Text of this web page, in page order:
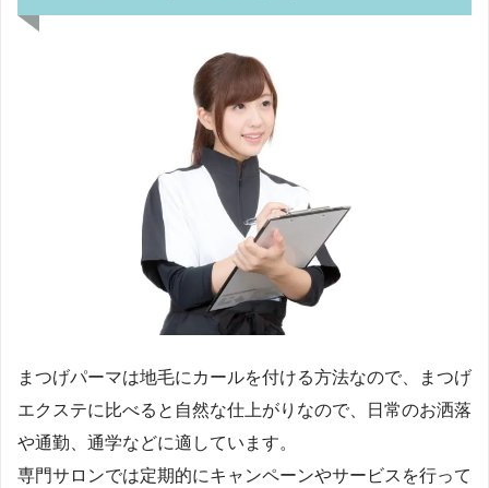
まつげパーマは地毛にカールを付ける方法なので、まつげ
エクステに比べると自然な仕上がりなので、日常のお洒落
や通勤、通学などに適しています。
専門サロンでは定期的にキャンペーンやサービスを行って